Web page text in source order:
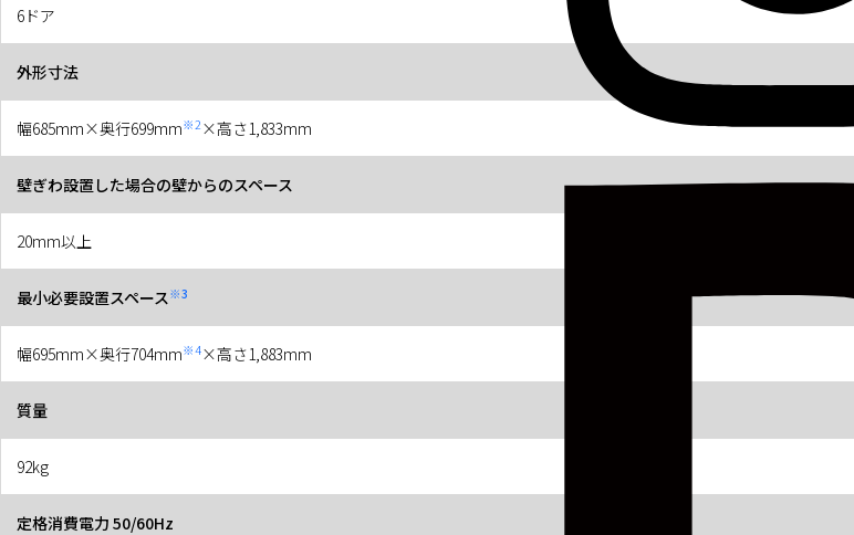
6ドア
外形寸法
幅685mm×奥行699mm※2 ×高さ1,833mm
壁ぎわ設置した場合の壁からのスペース
20mm以上
最小必要設置スペース※3
幅695mm×奥行704mm※4×高さ1,883mm
質量
92kg
定格消費電力 50/60Hz